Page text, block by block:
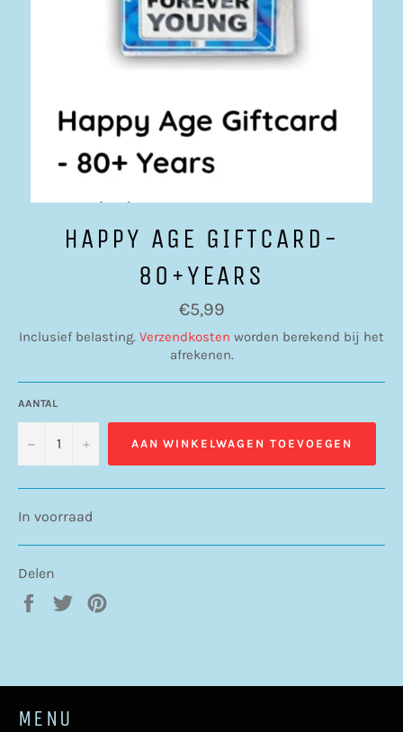
HAPPY AGE GIFTCARD-
80+YEARS
Normale
prijs
€5,99
Inclusief belasting. Verzendkosten worden berekend bij het
afrekenen.
AANTAL
− + AAN WINKELWAGEN TOEVOEGEN
In voorraad
Delen
Delen
Twitteren
MENU